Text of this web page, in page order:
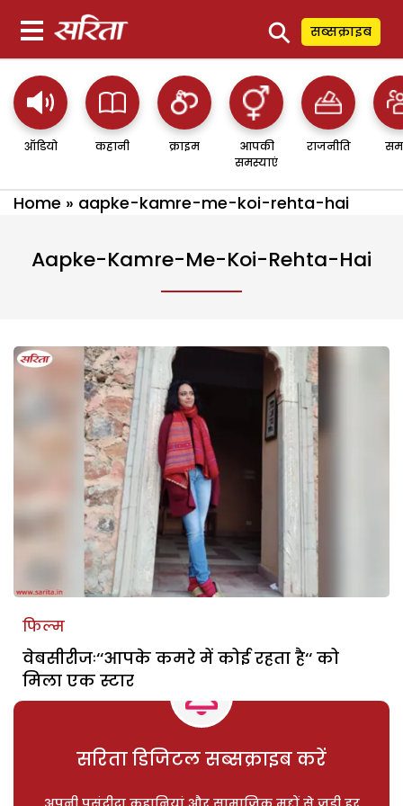
⚲ सब्सक्राइब
ऑडियो कहानी क्राइम
आपकी
समस्याएं
राजनीति
Home » aapke-kamre-me-koi-rehta-hai
Aapke-Kamre-Me-Koi-Rehta-Hai
फिल्म
वेबसीरीजः‘‘आपके कमरे में कोई रहता है‘‘ को
मिला एक स्टार
सरिता डिजिटल सब्सक्राइब करें